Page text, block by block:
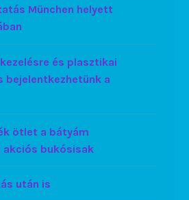
München helyett
és plasztikai
bejelentkezhetünk a
ötlet a bátyám
akciós bukósisak
után is